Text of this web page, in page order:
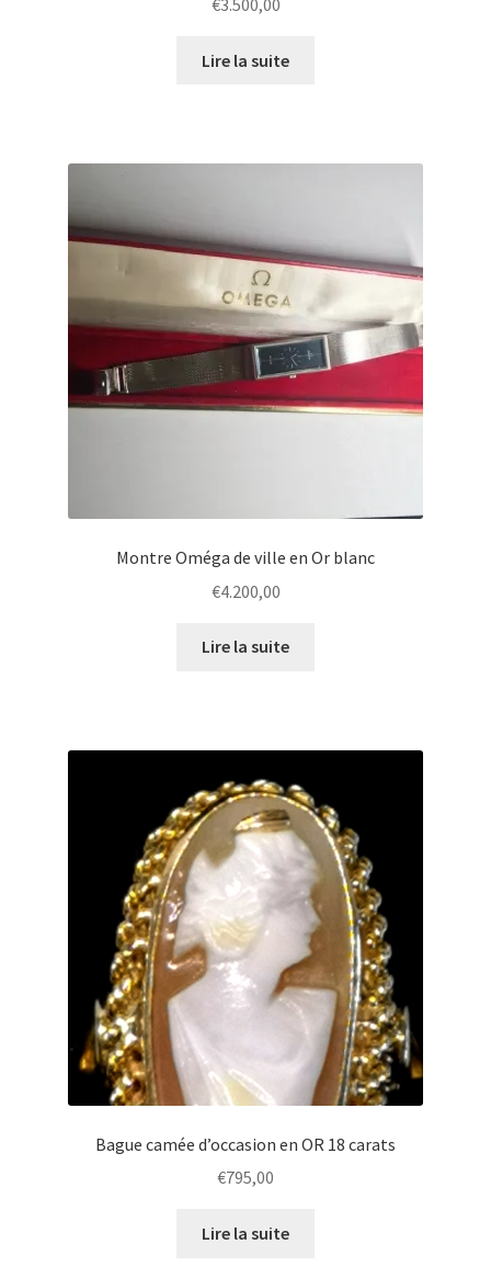
Lire la suite
Montre Oméga de ville en Or blanc
€4.200,00
Lire la suite
Bague camée d’occasion en OR 18 carats
€795,00
Lire la suite